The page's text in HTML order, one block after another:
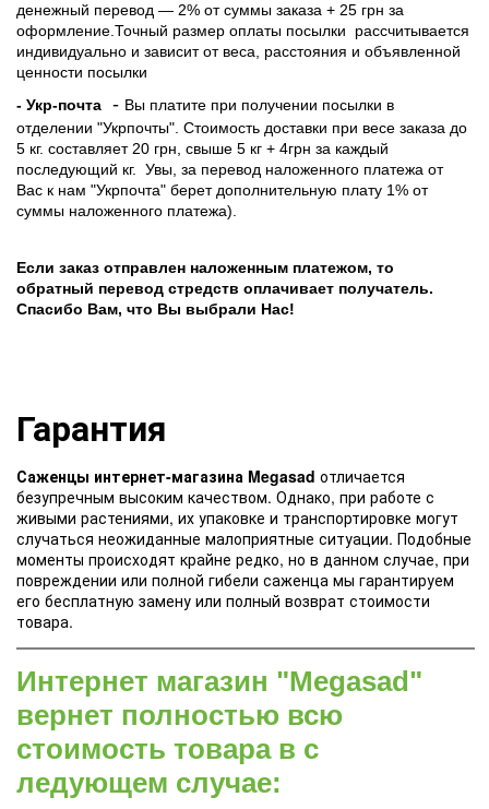
денежный перевод — 2% от суммы заказа + 25 грн за
оформление.Точный размер оплаты посылки рассчитывается
индивидуально и зависит от веса, расстояния и объявленной
ценности посылки
- Укр-почта
- Вы платите при получении посылки в
отделении "Укрпочты". Стоимость доставки при весе заказа до
5 кг. составляет 20 грн, свыше 5 кг + 4грн за каждый
последующий кг. Увы, за перевод наложенного платежа от
Вас к нам "Укрпочта" берет дополнительную плату 1% от
суммы наложенного платежа).
Если заказ отправлен наложенным платежом, то
обратный перевод стредств оплачивает получатель.
Спасибо Вам, что Вы выбрали Нас!
Гарантия
Саженцы интернет-магазина Megasad отличается
безупречным высоким качеством. Однако, при работе с
живыми растениями, их упаковке и транспортировке могут
случаться неожиданные малоприятные ситуации. Подобные
моменты происходят крайне редко, но в данном случае, при
повреждении или полной гибели саженца мы гарантируем
его бесплатную замену или полный возврат стоимости
товара.
Интернет магазин "Megasad"
вернет полностью всю
стоимость товара в с
ледующем случае: